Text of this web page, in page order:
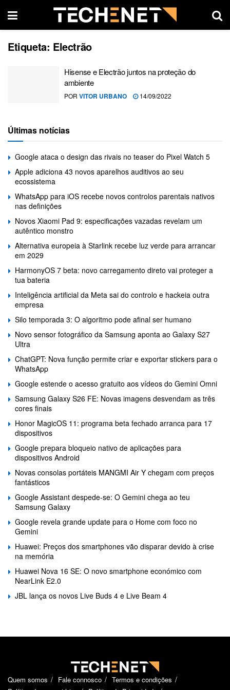
Etiqueta: Electrão
Hisense e Electrão juntos na proteção do
ambiente
POR VITOR URBANO 14/09/2022
Últimas notícias
Google ataca o design das rivais no teaser do Pixel Watch 5
Apple adiciona 43 novos aparelhos auditivos ao seu
ecossistema
WhatsApp para iOS recebe novos controlos parentais nativos
nas definições
Novos Xiaomi Pad 9: especificações vazadas revelam um
autêntico monstro
Alternativa europeia à Starlink recebe luz verde para arrancar
em 2029
HarmonyOS 7 beta: novo carregamento direto vai proteger a
tua bateria
Inteligência artificial da Meta sai do controlo e hackeia outra
empresa
Silo temporada 3: O algoritmo pode afinal ser humano
Novo sensor fotográfico da Samsung aponta ao Galaxy S27
Ultra
ChatGPT: Nova função permite criar e exportar stickers para o
WhatsApp
Google estende o acesso gratuito aos vídeos do Gemini Omni
Samsung Galaxy S26 FE: Novas imagens desvendam as três
cores finais
Honor MagicOS 11: programa beta fechado arranca para 17
dispositivos
Google prepara bloqueio nativo de aplicações para
dispositivos Android
Novas consolas portáteis MANGMI Air Y chegam com preços
fantásticos
Google Assistant despede-se: O Gemini chega ao teu
Samsung Galaxy
Google revela grande update para o Home com foco no
Gemini
Huawei: Preços dos smartphones vão disparar devido à crise
na memória
Huawei Nova 16 SE: O novo smartphone económico com
NearLink E2.0
JBL lança os novos Live Buds 4 e Live Beam 4
Quem somos Fale connosco
Termos e condições